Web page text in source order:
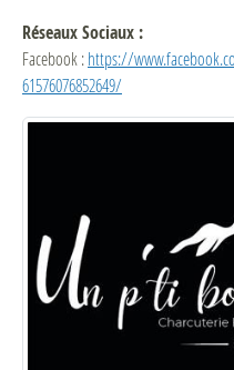
Réseaux Sociaux :
Facebook :https://
61576076852649/